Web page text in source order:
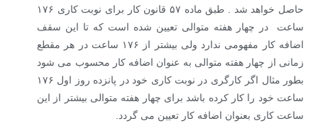
حاصل خواهد شد . طبق ماده ۵۷ قانون کار برای نوبت کاری ۱۷۶
ساعت در چهار هفته متوالی تعیین شده است که تا این سقف
اضافه کار مفهومی ندارد ولی بیشتر از ۱۷۶ ساعت در هر مقطع
زمانی از چهار هفته متوالی به عنوان اضافه کار محسوب می شود
بطور مثال اگر کارگری در نوبت کاری خود در پانزده روز اول ۱۷۶
ساعت خود را کار کرده باشد برای چهار هفته متوالی بیشتر از این
ساعت کاری بعنوان اضافه کار تعیین می گردد.